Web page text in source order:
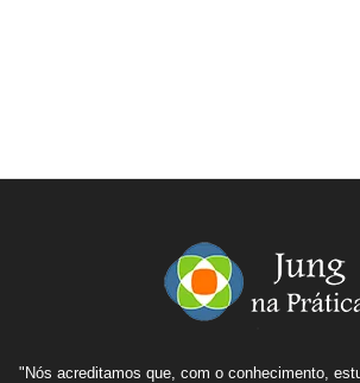
"Nós acreditamos que, com o conhecimento,